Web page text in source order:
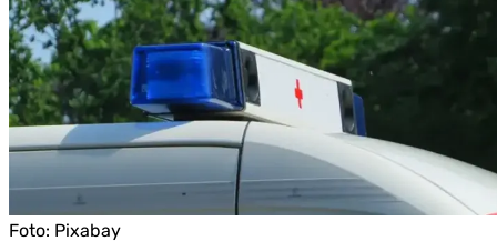
Foto: Pixabay